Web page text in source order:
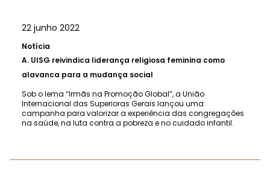
22 junho 2022
Notícia
A. UISG reivindica liderança religiosa feminina como
alavanca para a mudança social
Sob o lema “Irmãs na Promoção Global”, a União
Internacional das Superioras Gerais lançou uma
campanha para valorizar a experiência das congregações
na saúde, na luta contra a pobreza e no cuidado infantil.